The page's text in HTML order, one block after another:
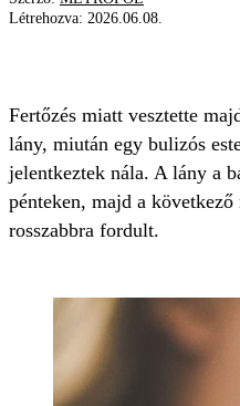
Létrehozva: 2026.06.08.
Fertőzés miatt vesztette
lány, miután egy bulizós
jelentkeztek nála. A lány a
pénteken, majd a
rosszabbra fordult.